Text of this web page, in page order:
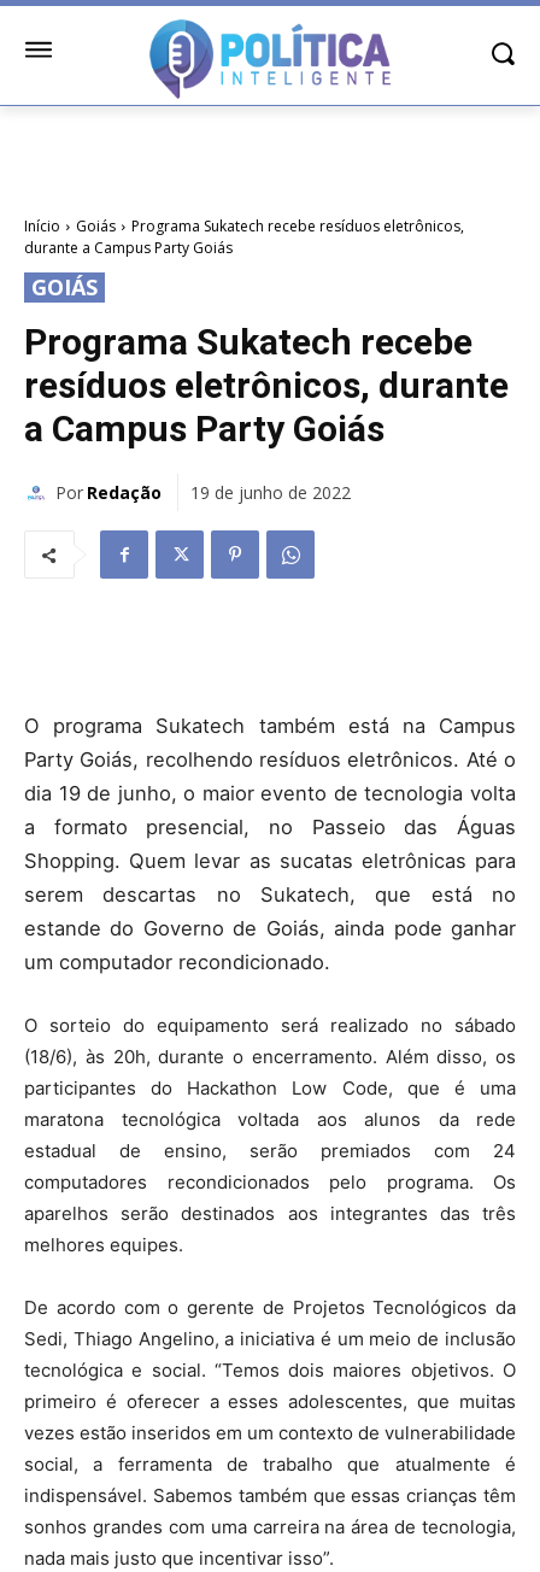
Início Goiás
Programa Sukatech recebe resíduos eletrônicos,
durante a Campus Party Goiás
GOIÁS
Programa Sukatech recebe
resíduos eletrônicos, durante
a Campus Party Goiás
Por Redação 19 de junho de 2022
O programa Sukatech também está na Campus
Party Goiás, recolhendo resíduos eletrônicos. Até o
dia 19 de junho, o maior evento de tecnologia volta
a formato presencial, no Passeio das Águas
Shopping. Quem levar as sucatas eletrônicas para
serem descartas no Sukatech, que está no
estande do Governo de Goiás, ainda pode ganhar
um computador recondicionado.
O sorteio do equipamento será realizado no sábado
(18/6), às 20h, durante o encerramento. Além disso, os
participantes do Hackathon Low Code, que é uma
maratona tecnológica voltada aos alunos da rede
estadual de ensino, serão premiados com 24
computadores recondicionados pelo programa. Os
aparelhos serão destinados aos integrantes das três
melhores equipes.
De acordo com o gerente de Projetos Tecnológicos da
Sedi, Thiago Angelino, a iniciativa é um meio de inclusão
tecnológica e social. “Temos dois maiores objetivos. O
primeiro é oferecer a esses adolescentes, que muitas
vezes estão inseridos em um contexto de vulnerabilidade
social, a ferramenta de trabalho que atualmente é
indispensável. Sabemos também que essas crianças têm
sonhos grandes com uma carreira na área de tecnologia,
nada mais justo que incentivar isso”.